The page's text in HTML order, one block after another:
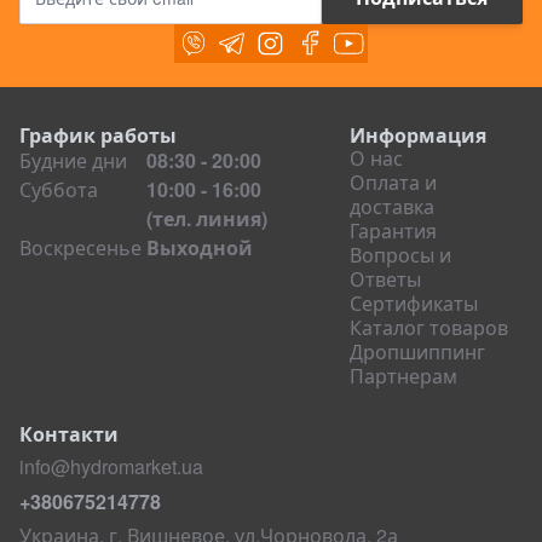
Грейферы
Вибротрамбовщики
Гидромолоты
Гидроножницы и пульверайзеры
Виброрыхлители
Вибропогружатели
Основание для виброрейки
Измельчители древесины (дереводробилки)
Ковши на погрузчики
Ковши для фронтальных погрузчиков
Ковши для телескопических погрузчиков
Ковши на мини-погрузчики
ViberTelegramInstagram
Facebook
Youtube
График работы
Будние дни
08:30 - 20:00
Суббота
10:00 - 16:00
(тел. линия)
Воскресенье Выходной
Информация
О нас
Оплата и
доставка
Гарантия
Вопросы и
Ответы
Сертификаты
Каталог товаров
Дропшиппинг
Партнерам
Контакти
info@hydromarket.ua
+380675214778
Украина, г. Вишневое, ул.Чорновола, 2а